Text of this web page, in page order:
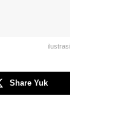
ilustrasi
Share Yuk